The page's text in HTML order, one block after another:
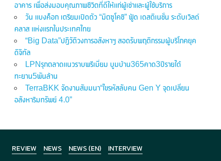
อาคาร เพื่อส่งมอบคุณภาพชีวิตที่ดีให้แก่ผู้เช่าและผู้ใช้บริการ
วัน แบงค็อก เตรียมเปิดตัว “มิตซูโคชิ” ฟู้ด เดสติเนชั่น ระดับเวิลด์
คลาส แห่งแรกในประเทศไทย
“Big Data”ปฏิวัติวงการอสังหาฯ สอดรับพฤติกรรมผู้บริโภคยุค
ดิจิทัล
LPNรุกตลาดแนวราบพรีเมี่ยม บูมบ้าน365คาด3ปีรายได้
ทะยาน5พันล้าน
TerraBKK จัดงานสัมมนา“ไขรหัสลับคน Gen Y จุดเปลี่ยน
อสังหาริมทรัพย์ 4.0”
REVIEW NEWS NEWS (EN) INTERVIEW